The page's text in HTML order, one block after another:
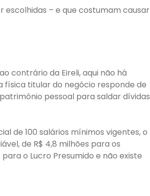
escolhidas – e que costumam causar
contrário da Eireli, aqui não há
física titular do negócio responde de
pessoal para saldar dívidas
de 100 salários mínimos vigentes, o
de R$ 4,8 milhões para os
o Lucro Presumido e não existe